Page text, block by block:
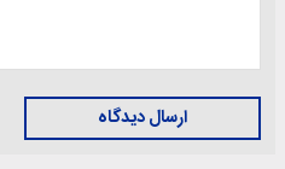
ارسال دیدگاه